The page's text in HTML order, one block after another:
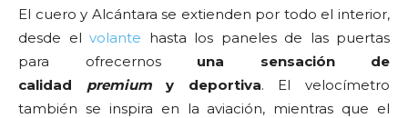
El cuero y Alcántara se extienden por todo el interior,
desde el volante hasta los paneles de las puertas
para ofrecernos una sensación de
calidad premiumy deportiva. El velocímetro
también se inspira en la aviación, mientras que el